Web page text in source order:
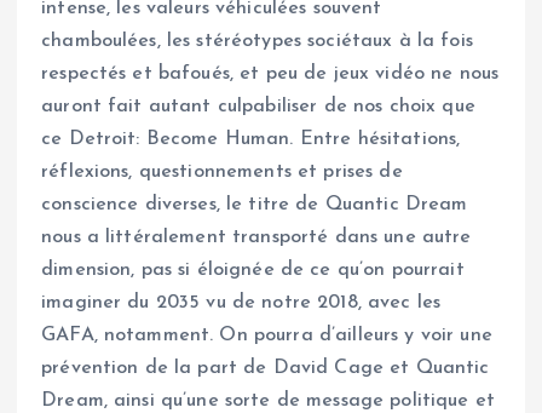
intense, les valeurs véhiculées souvent
chamboulées, les stéréotypes sociétaux à la fois
respectés et bafoués, et peu de jeux vidéo ne nous
auront fait autant culpabiliser de nos choix que
ce Detroit: Become Human. Entre hésitations,
réflexions, questionnements et prises de
conscience diverses, le titre de Quantic Dream
nous a littéralement transporté dans une autre
dimension, pas si éloignée de ce qu’on pourrait
imaginer du 2035 vu de notre 2018, avec les
GAFA, notamment. On pourra d’ailleurs y voir une
prévention de la part de David Cage et Quantic
Dream, ainsi qu’une sorte de message politique et